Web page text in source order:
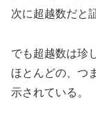
次に超越数だと
でも超越数は珍
ほとんどの、つ
示されている。